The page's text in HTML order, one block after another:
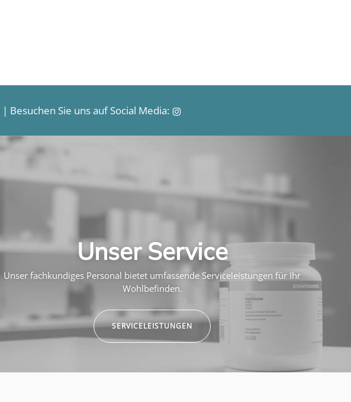
| Besuchen Sie uns auf Social Media:
Unser Service
Unser fachkundiges Personal bietet umfassende Serviceleistungen für Ihr
Wohlbefinden.
SERVICELEISTUNGEN